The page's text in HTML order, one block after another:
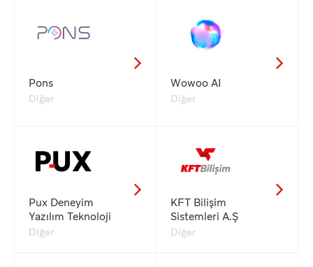
Pons
Diğer
Wowoo AI
Diğer
Pux Deneyim
Yazılım Teknoloji
Diğer
KFT Bilişim
Sistemleri A.Ş
Diğer